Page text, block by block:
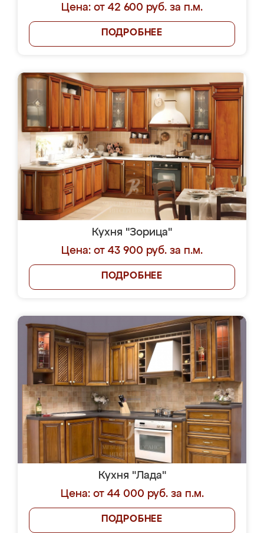
Цена: от 42 600 руб. за п.м.
ПОДРОБНЕЕ
Кухня "Зорица"
Цена: от 43 900 руб. за п.м.
ПОДРОБНЕЕ
Кухня "Лада"
Цена: от 44 000 руб. за п.м.
ПОДРОБНЕЕ